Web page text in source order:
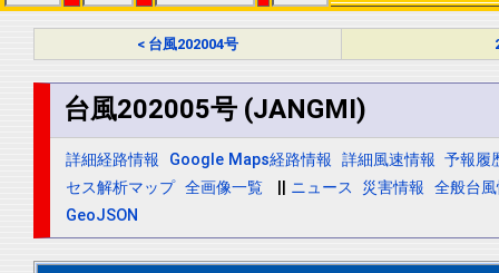
< 台風202004号
台風202005号 (JANGMI)
詳細経路情報 Google Maps経路情報 詳細風速情報 予報履
セス解析マップ 全画像一覧 ニュース 災害情報 全般台
GeoJSON